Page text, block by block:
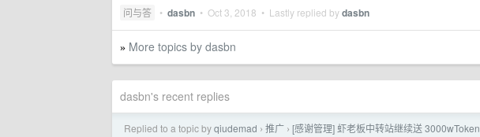
问与答 • dasbn • Oct 3, 2018 • Lastly replied bydasbn
» More topics by dasbn
dasbn's recent replies
Replied to a topic byqiudemad › 推广 › [感谢管理] 虾老板中转站继续送 3000wToken